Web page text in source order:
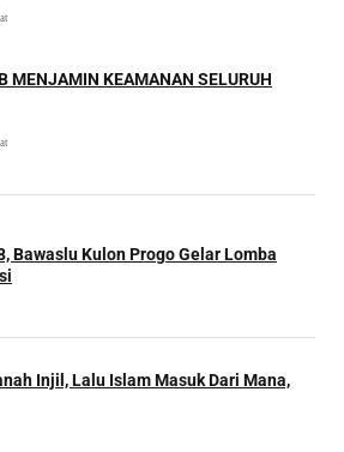
MENJAMIN KEAMANAN SELURUH
Bawaslu Kulon Progo Gelar Lomba
Injil, Lalu Islam Masuk Dari Mana,